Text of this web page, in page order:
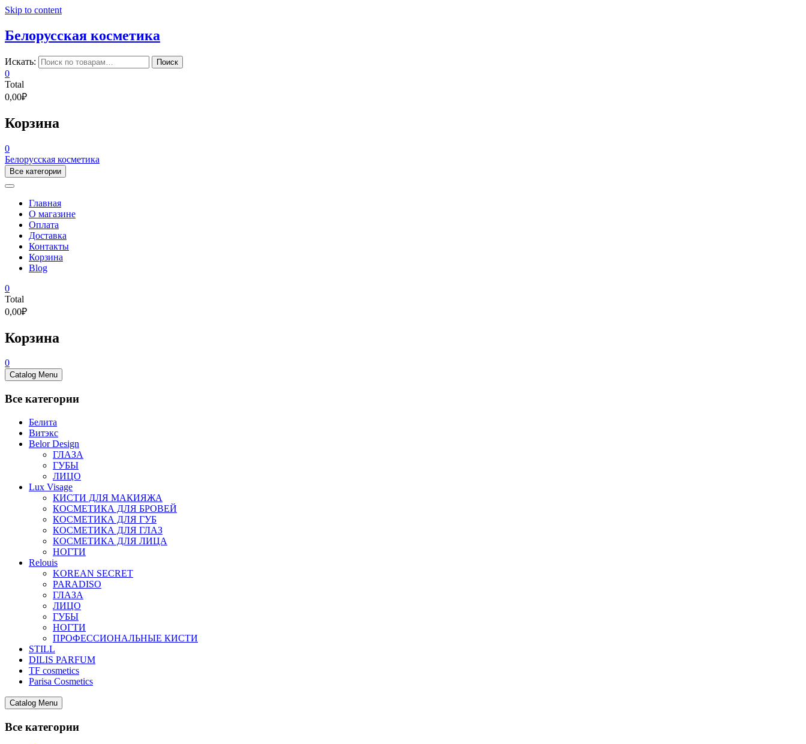
Skip to content
Белорусская косметика
Искать: Поиск
0
Total
0,00₽
Корзина
0
Белорусская косметика
Все категории
Главная
О магазине
Оплата
Доставка
Контакты
Корзина
Blog
0
Total
0,00₽
Корзина
0
Catalog Menu
Все категории
Белита
Витэкс
Belor Design
ГЛАЗА
ГУБЫ
ЛИЦО
Lux Visage
КИСТИ ДЛЯ МАКИЯЖА
КОСМЕТИКА ДЛЯ БРОВЕЙ
КОСМЕТИКА ДЛЯ ГУБ
КОСМЕТИКА ДЛЯ ГЛАЗ
КОСМЕТИКА ДЛЯ ЛИЦА
НОГТИ
Relouis
KOREAN SECRET
PARADISO
ГЛАЗА
ЛИЦО
ГУБЫ
НОГТИ
ПРОФЕССИОНАЛЬНЫЕ КИСТИ
STILL
DILIS PARFUM
TF cosmetics
Parisa Cosmetics
Catalog Menu
Все категории